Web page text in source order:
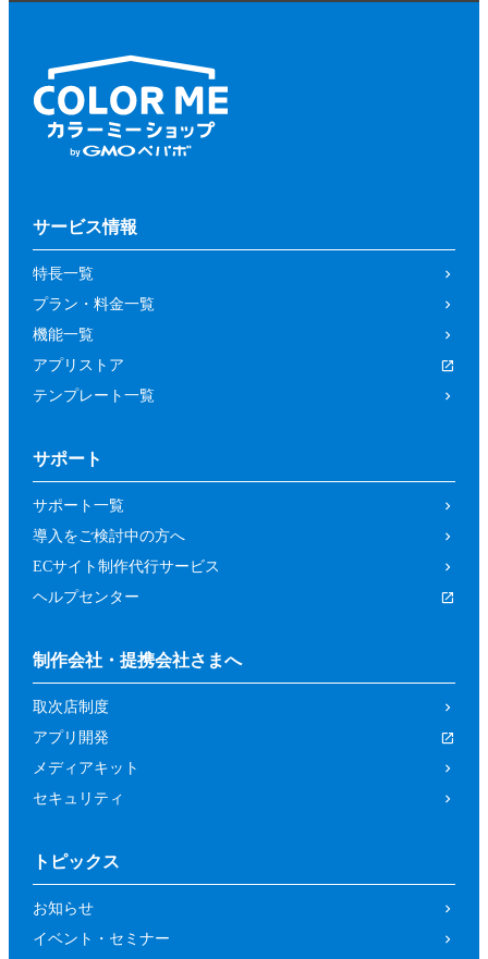
サービス情報
特長一覧
プラン・料金一覧
機能一覧
アプリストア
テンプレート一覧
サポート
サポート一覧
導入をご検討中の方へ
ECサイト制作代行サービス
ヘルプセンター
制作会社・提携会社さまへ
取次店制度
アプリ開発
メディアキット
セキュリティ
トピックス
お知らせ
イベント・セミナー